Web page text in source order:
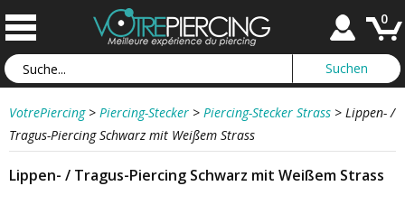
0
VotrePiercing > Piercing-Stecker > Piercing-Stecker Strass > Lippen- /
Tragus-Piercing Schwarz mit Weißem Strass
Lippen- / Tragus-Piercing Schwarz mit Weißem Strass